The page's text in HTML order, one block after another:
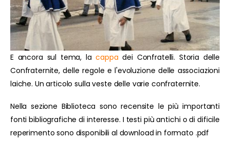
E ancora sul tema, lacappa dei Confratelli. Storia delle
Confraternite, delle regole e l'evoluzione delle associazioni
laiche. Un articolo sulla veste delle varie confraternite.
Nella sezione Biblioteca sono recensite le più importanti
fonti bibliografiche di interesse. I testi più antichi o di dificile
reperimento sono disponibili al download in formato .pdf